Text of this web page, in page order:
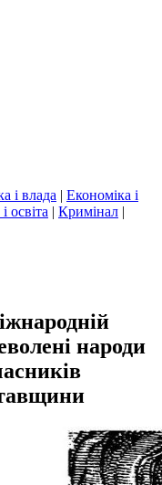
і влада | Економіка і
освіта | Кримінал |
народи